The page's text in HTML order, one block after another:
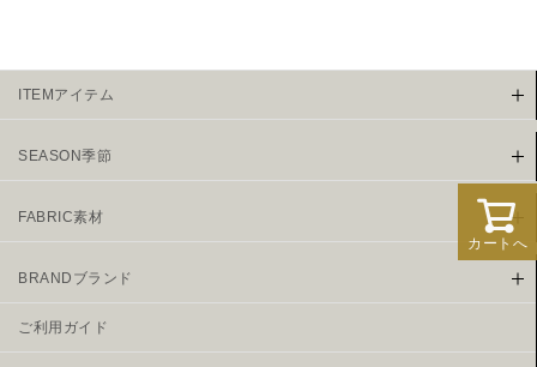
カートへ
ITEMアイテム
SEASON季節
FABRIC素材
BRANDブランド
ご利用ガイド